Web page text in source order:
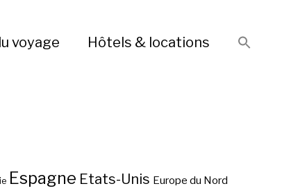
voyage Hôtels & locations
Espagne Etats-Unis Europe du Nord